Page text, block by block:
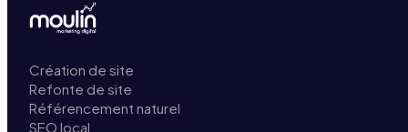
Création de site
Refonte de site
Référencement naturel
SEO local